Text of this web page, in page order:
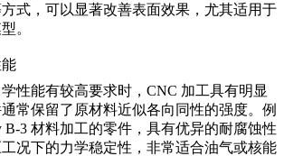
式，可以显著改善表面效果，尤其适用于
。
性能有较高要求时，CNC 加工具有明显
常保留了原材料近似各向同性的强度。例
B-3 材料加工的零件，具有优异的耐腐蚀性
况下的力学稳定性，非常适合油气或核能